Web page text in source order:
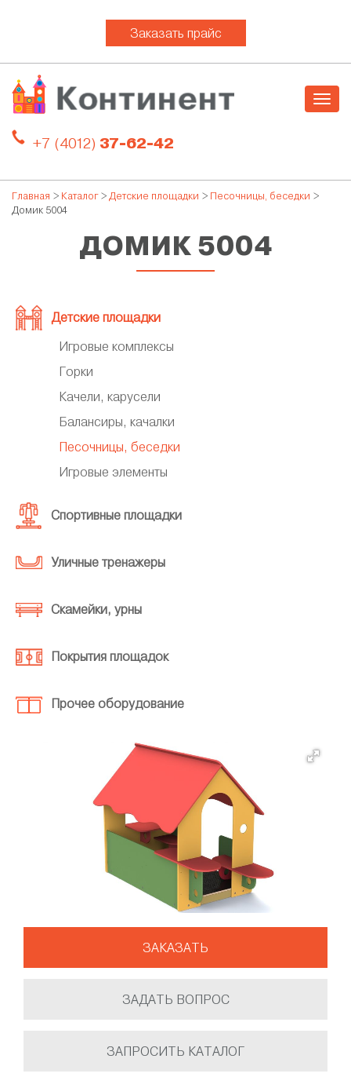
Заказать прайс
+7 (4012) 37-62-42
Главная > Каталог> Детские площадки > Песочницы, беседки >
Домик 5004
ДОМИК 5004
Детские площадки
Игровые комплексы
Горки
Качели, карусели
Балансиры, качалки
Песочницы, беседки
Игровые элементы
Спортивные площадки
Уличные тренажеры
Скамейки, урны
Покрытия площадок
Прочее оборудование
ЗАКАЗАТЬ
ЗАДАТЬ ВОПРОС
ЗАПРОСИТЬ КАТАЛОГ